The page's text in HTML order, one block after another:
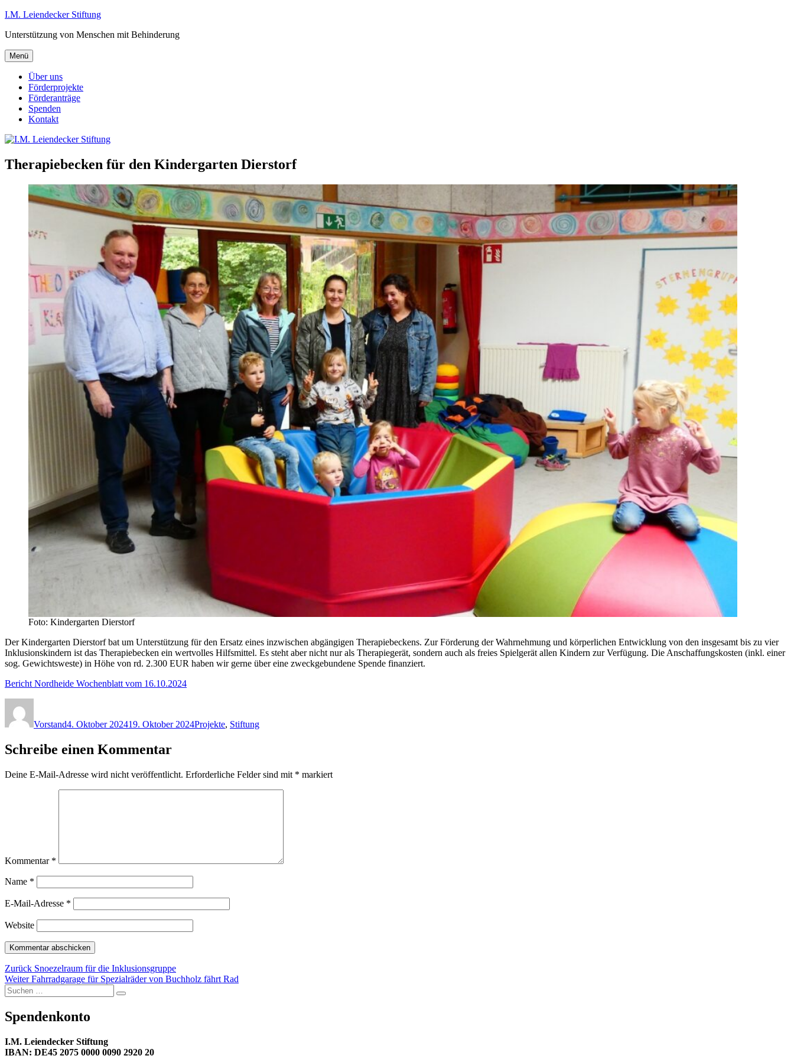
Zum
springen
I.M. Leiendecker Stiftung
Unterstützung von Menschen mit Behinderung
Menü
Über uns
Förderprojekte
Förderanträge
Spenden
Kontakt
Therapiebecken für den Kindergarten Dierstorf
Foto: Kindergarten Dierstorf
Der Kindergarten Dierstorf bat um Unterstützung für den Ersatz eines inzwischen abgängigen Therapiebeckens. Zur Förderung der Wahrnehmung und körperlichen Entwicklung von den insgesamt bis zu vier
Inklusionskindern ist das Therapiebecken ein wertvolles Hilfsmittel. Es steht aber nicht nur als Therapiegerät, sondern auch als freies Spielgerät allen Kindern zur Verfügung. Die Anschaffungskosten (inkl. einer
sog. Gewichtsweste) in Höhe von rd. 2.300 EUR haben wir gerne über eine zweckgebundene Spende finanziert.
Bericht Nordheide Wochenblatt vom 16.10.2024
Vorstand4. Oktober 202419. Oktober 2024Projekte, Stiftung
Schreibe einen Kommentar
Deine E-Mail-Adresse wird nicht veröffentlicht. Erforderliche Felder sind mit * markiert
Kommentar *
Name *
E-Mail-Adresse *
Website
Beitragsnavigation
Zurück Vorheriger
Beitrag:
Snoezelraum für die Inklusionsgruppe
Weiter Nächster
Beitrag:
Fahrradgarage für Spezialräder von Buchholz fährt Rad
Suchen
nach:
Suchen
Spendenkonto
I.M. Leiendecker Stiftung
IBAN: DE45 2075 0000 0090 2920 20